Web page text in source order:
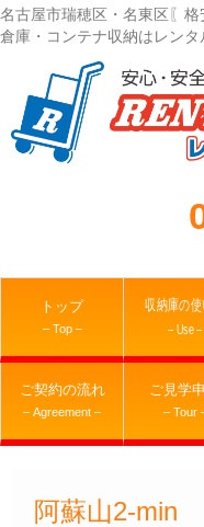
名古屋市瑞穂区・名東区〖
倉庫・コンテナ収納はレンタ
トップ
– Top –
収納庫の
– Use –
ご契約の流れ
– Agreement –
ご見学
– Tour
阿蘇山2-min